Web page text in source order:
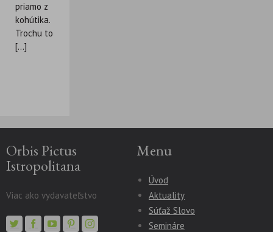
priamo z
kohútika.
Trochu to
[...]
Orbis Pictus
Istropolitana
Viac ako vydavateľstvo
Menu
Úvod
Aktuality
Súťaž Slovo
Semináre